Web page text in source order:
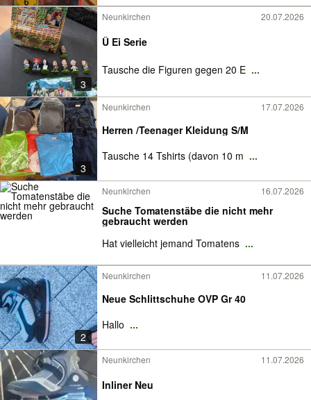
3
Neunkirchen 20.07.2026
Ü Ei Serie
Tausche die Figuren gegen 20 E ...
3
Neunkirchen 17.07.2026
Herren /Teenager Kleidung S/M
Tausche 14 Tshirts (davon 10 m ...
Neunkirchen 16.07.2026
Suche Tomatenstäbe die nicht mehr
gebraucht werden
Hat vielleicht jemand Tomatens ...
2
Neunkirchen 11.07.2026
Neue Schlittschuhe OVP Gr 40
Hallo ...
Neunkirchen 11.07.2026
Inliner Neu